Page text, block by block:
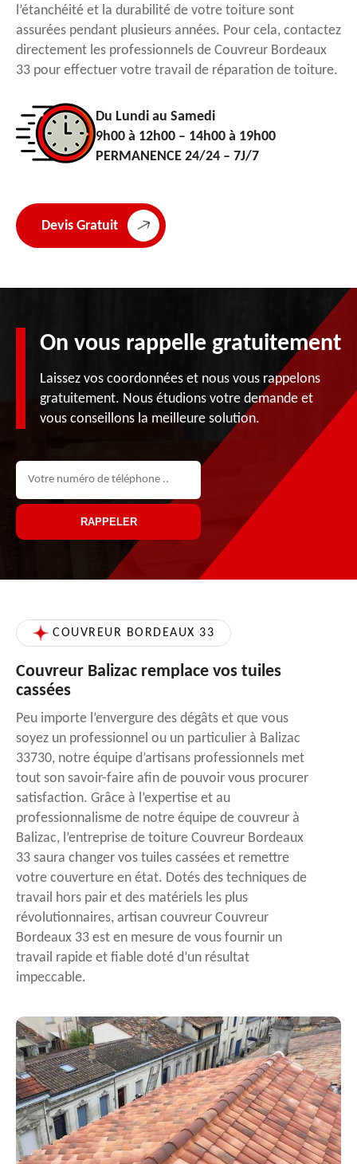
l’étanchéité et la durabilité de votre toiture sont
assurées pendant plusieurs années. Pour cela, contactez
directement les professionnels de Couvreur Bordeaux
33 pour effectuer votre travail de réparation de toiture.
Du Lundi au Samedi
9h00 à 12h00 – 14h00 à 19h00
PERMANENCE 24/24 – 7J/7
Devis Gratuit
On vous rappelle gratuitement
Laissez vos coordonnées et nous vous rappelons
gratuitement. Nous étudions votre demande et
vous conseillons la meilleure solution.
COUVREUR BORDEAUX 33
Couvreur Balizac remplace vos tuiles
cassées
Peu importe l’envergure des dégâts et que vous
soyez un professionnel ou un particulier à Balizac
33730, notre équipe d’artisans professionnels met
tout son savoir-faire afin de pouvoir vous procurer
satisfaction. Grâce à l’expertise et au
professionnalisme de notre équipe de couvreur à
Balizac, l’entreprise de toiture Couvreur Bordeaux
33 saura changer vos tuiles cassées et remettre
votre couverture en état. Dotés des techniques de
travail hors pair et des matériels les plus
révolutionnaires, artisan couvreur Couvreur
Bordeaux 33 est en mesure de vous fournir un
travail rapide et fiable doté d’un résultat
impeccable.